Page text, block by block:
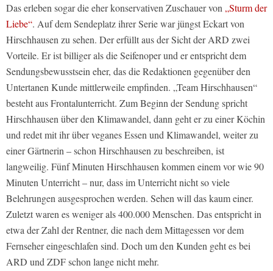
Das erleben sogar die eher konservativen Zuschauer von „Sturm der
Liebe“. Auf dem Sendeplatz ihrer Serie war jüngst Eckart von
Hirschhausen zu sehen. Der erfüllt aus der Sicht der ARD zwei
Vorteile. Er ist billiger als die Seifenoper und er entspricht dem
Sendungsbewusstsein eher, das die Redaktionen gegenüber den
Untertanen Kunde mittlerweile empfinden. „Team Hirschhausen“
besteht aus Frontalunterricht. Zum Beginn der Sendung spricht
Hirschhausen über den Klimawandel, dann geht er zu einer Köchin
und redet mit ihr über veganes Essen und Klimawandel, weiter zu
einer Gärtnerin – schon Hirschhausen zu beschreiben, ist
langweilig. Fünf Minuten Hirschhausen kommen einem vor wie 90
Minuten Unterricht – nur, dass im Unterricht nicht so viele
Belehrungen ausgesprochen werden. Sehen will das kaum einer.
Zuletzt waren es weniger als 400.000 Menschen. Das entspricht in
etwa der Zahl der Rentner, die nach dem Mittagessen vor dem
Fernseher eingeschlafen sind. Doch um den Kunden geht es bei
ARD und ZDF schon lange nicht mehr.